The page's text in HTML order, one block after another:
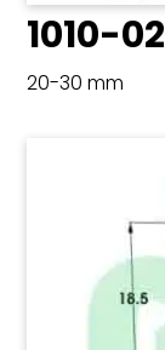
1010-02
20-30 mm